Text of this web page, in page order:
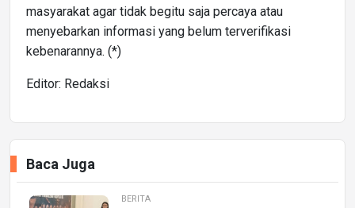
masyarakat agar tidak begitu saja percaya atau
menyebarkan informasi yang belum terverifikasi
kebenarannya. (*)
Editor: Redaksi
Baca Juga
BERITA